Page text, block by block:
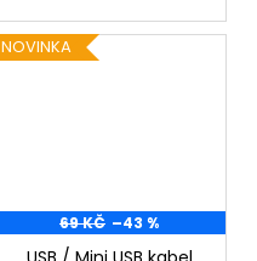
NOVINKA
69 KČ –43 %